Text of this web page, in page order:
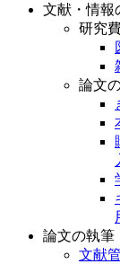
文献・情報
研究
論文
論文の執筆
文献